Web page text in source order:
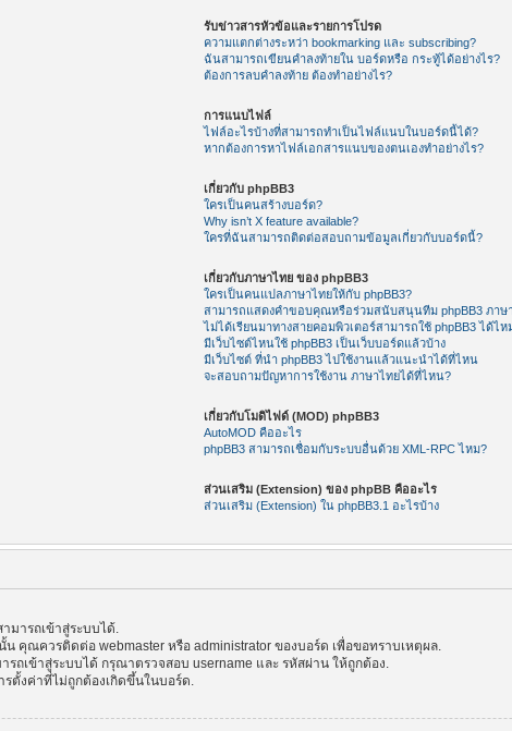
รับข่าวสารหัวข้อและรายการโปรด
ความแตกต่างระหว่า bookmarking และ subscribing?
ฉันสามารถเขียนคำลงท้ายใน บอร์ดหรือ กระทู้ได้อย่างไร?
ต้องการลบคำลงท้าย ต้องทำอย่างไร?
การแนบไฟล์
ไฟล์อะไรบ้างที่สามารถทำเป็นไฟล์แนบในบอร์ดนี้ได้?
หากต้องการหาไฟล์เอกสารแนบของตนเองทำอย่างไร?
เกี่ยวกับ phpBB3
ใครเป็นคนสร้างบอร์ด?
Why isn’t X feature available?
ใครที่ฉันสามารถติดต่อสอบถามข้อมูลเกี่ยวกับบอร์ดนี้?
เกี่ยวกับภาษาไทย ของ phpBB3
ใครเป็นคนแปลภาษาไทยให้กับ phpBB3?
สามารถแสดงคำขอบคุณหรือร่วมสนับสนุนทีม phpBB3 ภาษ
ไม่ได้เรียนมาทางสายคอมพิวเตอร์สามารถใช้ phpBB3 ได้ไห
มีเว็บไซต์ไหนใช้ phpBB3 เป็นเว็บบอร์ดแล้วบ้าง
มีเว็บไซต์ ที่นำ phpBB3 ไปใช้งานแล้วแนะนำได้ที่ไหน
จะสอบถามปัญหาการใช้งาน ภาษาไทยได้ที่ไหน?
เกี่ยวกับโมดิไฟด์ (MOD) phpBB3
AutoMOD คืออะไร
phpBB3 สามารถเชื่อมกับระบบอื่นด้วย XML-RPC ไหม?
ส่วนเสริม (Extension) ของ phpBB คืออะไร
ส่วนเสริม (Extension) ใน phpBB3.1 อะไรบ้าง
ารถเข้าสู่ระบบได้.
คุณควรติดต่อ webmaster หรือ administrator ของบอร์ด เพื่อขอทราบเหตุผล.
เข้าสู่ระบบได้ กรุณาตรวจสอบ username และ รหัสผ่าน ให้ถูกต้อง.
ตั้งค่าที่ไม่ถูกต้องเกิดขึ้นในบอร์ด.